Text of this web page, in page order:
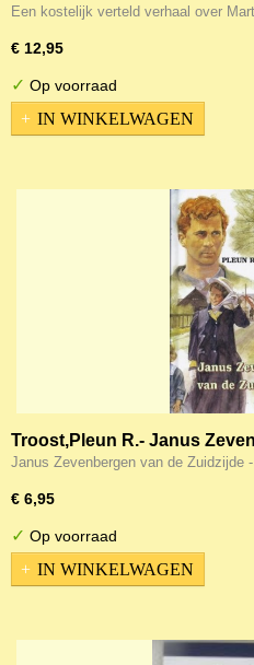
Een kostelijk verteld verhaal over
€ 12,95
✓ Op voorraad
IN WINKELWAGEN
Troost,Pleun R.- Janus
Janus Zevenbergen van de
€ 6,95
✓ Op voorraad
IN WINKELWAGEN